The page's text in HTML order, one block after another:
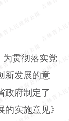
为贯彻落实党
新发展的意
政府制定了
实施意见》